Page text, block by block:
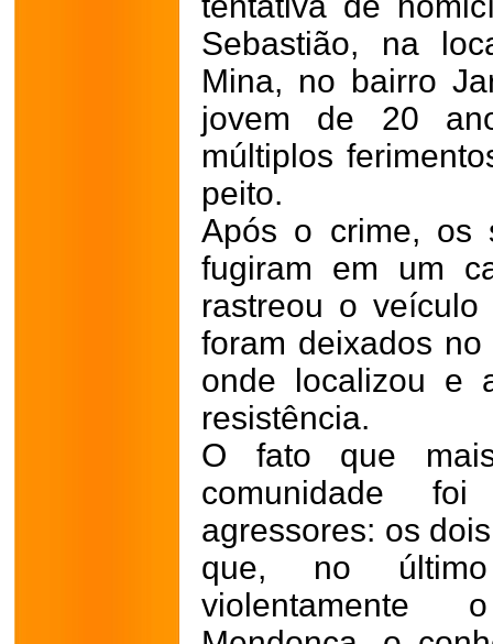
Sebastião, na
Mina, no bairro
jovem de 20
múltiplos
peito.
Após o crime, os
fugiram em um
rastreou o
foram deixados
onde localizou e
resistência.
O fato que
comunidade
agressores: os
que, no
violentamente